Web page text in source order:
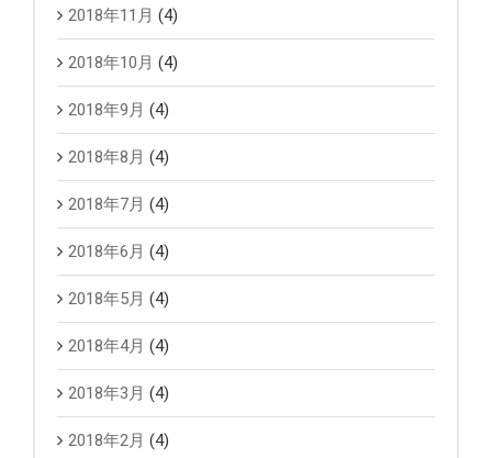
2018年11月 (4)
2018年10月 (4)
2018年9月 (4)
2018年8月 (4)
2018年7月 (4)
2018年6月 (4)
2018年5月 (4)
2018年4月 (4)
2018年3月 (4)
2018年2月 (4)